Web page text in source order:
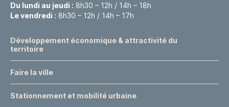
Du lundi au jeudi : 8h30 – 12h / 14h – 18h
Le vendredi : 8h30 – 12h / 14h – 17h
Développement économique & attractivité du
territoire
Faire la ville
Stationnement et mobilité urbaine